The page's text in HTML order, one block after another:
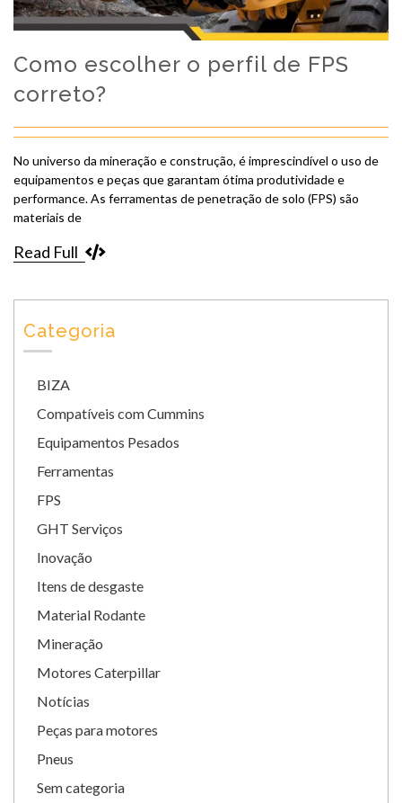
Como escolher o perfil de FPS
correto?
No universo da mineração e construção, é imprescindível o uso de
equipamentos e peças que garantam ótima produtividade e
performance. As ferramentas de penetração de solo (FPS) são
materiais de
Read Full
Categoria
BIZA
Compatíveis com Cummins
Equipamentos Pesados
Ferramentas
FPS
GHT Serviços
Inovação
Itens de desgaste
Material Rodante
Mineração
Motores Caterpillar
Notícias
Peças para motores
Pneus
Sem categoria